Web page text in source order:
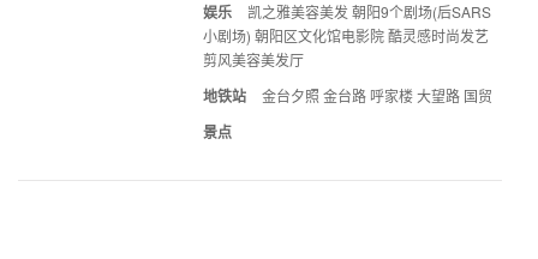
娱乐
凯之雅美容美发 朝阳9个剧场(后SARS
小剧场) 朝阳区文化馆电影院 酷灵感时尚发艺
剪风美容美发厅
地铁站 金台夕照 金台路 呼家楼 大望路 国贸
景点